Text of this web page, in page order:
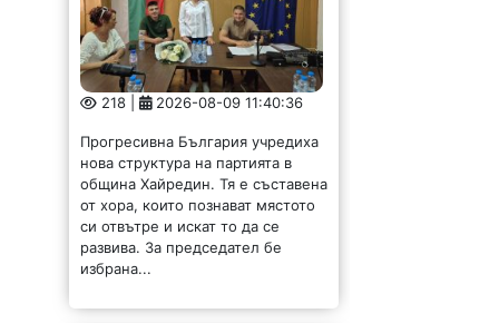
218 | 2026-08-09 11:40:36
нова структура на партията в
община Хайредин. Тя е съставена
от хора, които познават мястото
си отвътре и искат то да се
развива. За председател бе
избрана...